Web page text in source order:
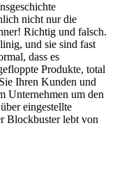
nicht nur die
Richtig und falsch.
und sie sind fast
dass es
Produkte, total
Ihren Kunden und
Unternehmen um den
eingestellte
Blockbuster lebt von